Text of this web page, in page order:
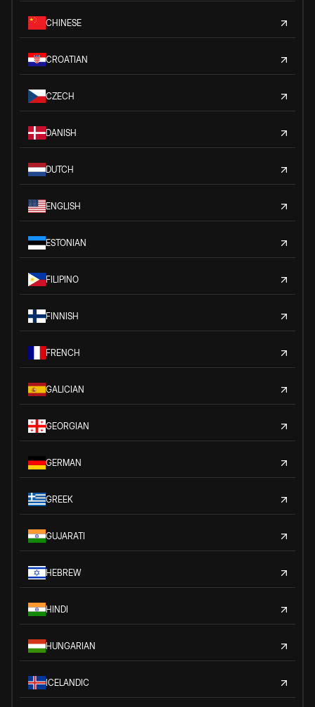
CHINESE
CROATIAN
CZECH
DANISH
DUTCH
ENGLISH
ESTONIAN
FILIPINO
FINNISH
FRENCH
GALICIAN
GEORGIAN
GERMAN
GREEK
GUJARATI
HEBREW
HINDI
HUNGARIAN
ICELANDIC